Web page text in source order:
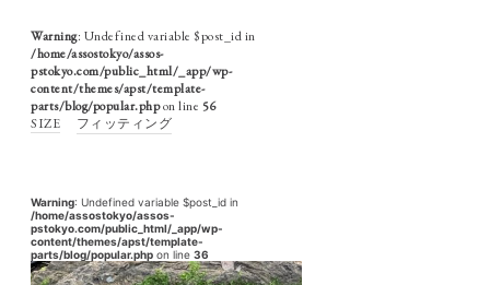
Warning: Undefined variable $post_id in
/home/assostokyo/assos-
pstokyo.com/public_html/_app/wp-
content/themes/apst/template-
parts/blog/popular.phpon line 56
SIZE
フィッティング
Warning: Undefined variable $post_id in
/home/assostokyo/assos-
pstokyo.com/public_html/_app/wp-
content/themes/apst/template-
parts/blog/popular.php on line 36